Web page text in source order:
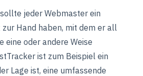
jeder Webmaster ein
Hand haben, mit dem er all
eine oder andere Weise
ist zum Beispiel ein
Lage ist, eine umfassende